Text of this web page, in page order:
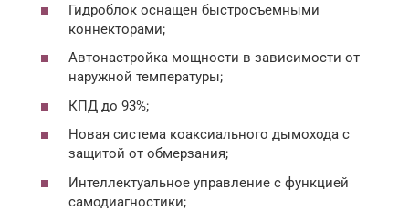
Гидроблок оснащен быстросъемными
коннекторами;
Автонастройка мощности в зависимости от
наружной температуры;
КПД до 93%;
Новая система коаксиального дымохода с
защитой от обмерзания;
Интеллектуальное управление с функцией
самодиагностики;